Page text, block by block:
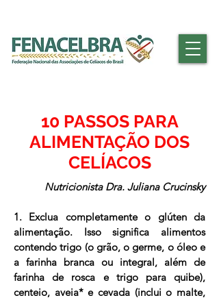
10 PASSOS PARA
ALIMENTAÇÃO DOS
CELÍACOS
Nutricionista Dra. Juliana Crucinsky
1. Exclua completamente o glúten da
alimentação. Isso significa alimentos
contendo trigo (o grão, o germe, o óleo e
a farinha branca ou integral, além de
farinha de rosca e trigo para quibe),
centeio, aveia* e cevada (inclui o malte,